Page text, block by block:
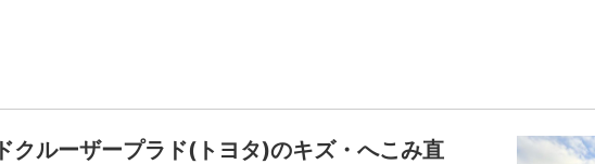
クルーザープラド(トヨタ)のキズ・へこみ直